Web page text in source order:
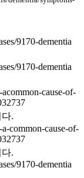
9170-dementia
9170-dementia
cause-of-
.
common-cause-of-
.
9170-dementia